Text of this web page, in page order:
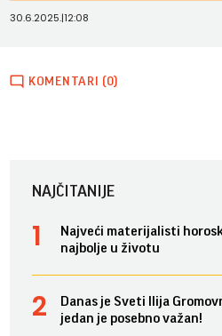
30.6.2025.|12:08
KOMENTARI (0)
NAJČITANIJE
Najveći materijalisti
najbolje u životu
Danas je Sveti Ilija
jedan je posebno važan!